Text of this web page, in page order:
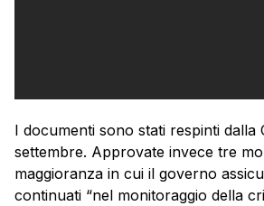
I documenti sono stati respinti dalla
settembre. Approvate invece tre
maggioranza in cui il governo
continuati “nel monitoraggio della